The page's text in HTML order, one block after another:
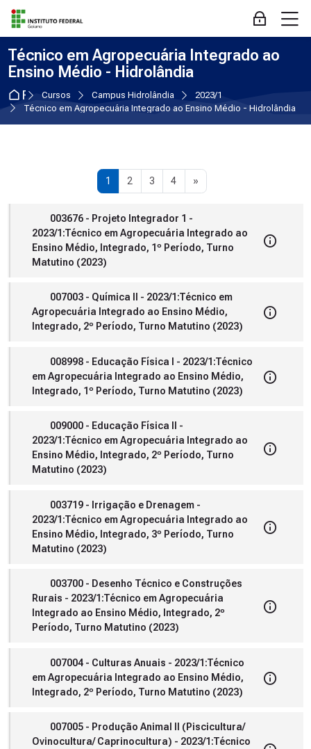
Skip to navigation
Skip to login form
Ir para o conteúdo principal
Skip to accessibility options
Skip to footer
Skip accessibility options
Acessar
Técnico em Agropecuária Integrado ao
Ensino Médio - Hidrolândia
Página inicial
Cursos Campus Hidrolândia
2023/1
Técnico em Agropecuária Integrado ao Ensino Médio - Hidrolândia
1 Página 1
2 Página 2
3Página 3
4Página 4
»Próxima página
003676 - Projeto Integrador 1 -
2023/1:Técnico em Agropecuária Integrado ao
Ensino Médio, Integrado, 1º Período, Turno
Matutino (2023)
007003 - Química II - 2023/1:Técnico em
Agropecuária Integrado ao Ensino Médio,
Integrado, 2º Período, Turno Matutino (2023)
008998 - Educação Física I - 2023/1:Técnico
em Agropecuária Integrado ao Ensino Médio,
Integrado, 1º Período, Turno Matutino (2023)
009000 - Educação Física II -
2023/1:Técnico em Agropecuária Integrado ao
Ensino Médio, Integrado, 2º Período, Turno
Matutino (2023)
003719 - Irrigação e Drenagem -
2023/1:Técnico em Agropecuária Integrado ao
Ensino Médio, Integrado, 3º Período, Turno
Matutino (2023)
003700 - Desenho Técnico e Construções
Rurais - 2023/1:Técnico em Agropecuária
Integrado ao Ensino Médio, Integrado, 2º
Período, Turno Matutino (2023)
007004 - Culturas Anuais - 2023/1:Técnico
em Agropecuária Integrado ao Ensino Médio,
Integrado, 2º Período, Turno Matutino (2023)
007005 - Produção Animal II (Piscicultura/
Ovinocultura/ Caprinocultura) - 2023/1:Técnico